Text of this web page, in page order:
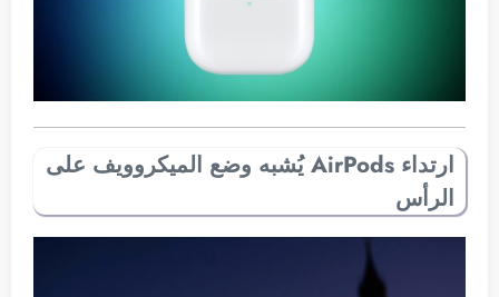
ارتداء AirPods يُشبه وضع الميكروويف على
الرأس